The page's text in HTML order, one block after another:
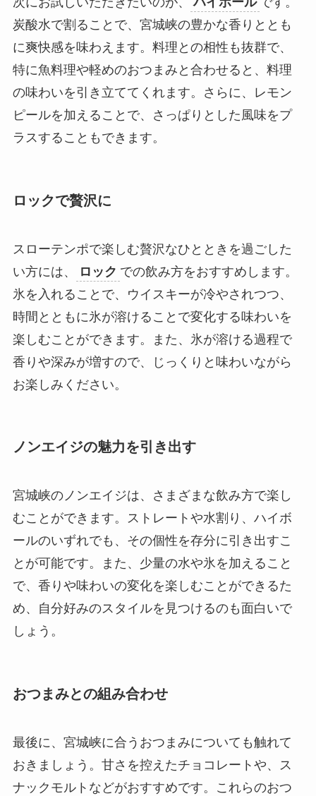
炭酸水で割ることで、宮城峡の豊かな香りととも
に爽快感を味わえます。料理との相性も抜群で、
特に魚料理や軽めのおつまみと合わせると、料理
の味わいを引き立ててくれます。さらに、レモン
ピールを加えることで、さっぱりとした風味をプ
ラスすることもできます。
ロックで贅沢に
スローテンポで楽しむ贅沢なひとときを過ごした
い方には、
ロック での飲み方をおすすめします。
氷を入れることで、ウイスキーが冷やされつつ、
時間とともに氷が溶けることで変化する味わいを
楽しむことができます。また、氷が溶ける過程で
香りや深みが増すので、じっくりと味わいながら
お楽しみください。
ノンエイジの魅力を引き出す
宮城峡のノンエイジは、さまざまな飲み方で楽し
むことができます。ストレートや水割り、ハイボ
ールのいずれでも、その個性を存分に引き出すこ
とが可能です。また、少量の水や氷を加えること
で、香りや味わいの変化を楽しむことができるた
め、自分好みのスタイルを見つけるのも面白いで
しょう。
おつまみとの組み合わせ
最後に、宮城峡に合うおつまみについても触れて
おきましょう。甘さを控えたチョコレートや、ス
ナックモルトなどがおすすめです。これらのおつ